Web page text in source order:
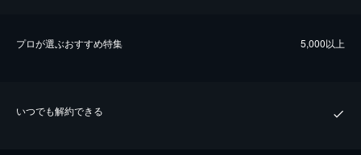
プロが選ぶおすすめ特集 5,000以上
いつでも解約できる